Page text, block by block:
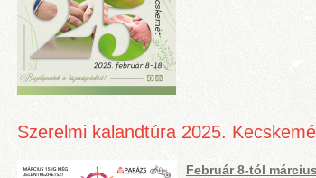
Szerelmi kalandtúra 2025.
Február 8-tól március